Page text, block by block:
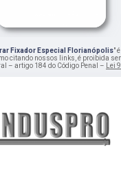
Fixador Especial Florianópolis"
citando nossos links, é proibida
– artigo 184 do Código Penal – Lei